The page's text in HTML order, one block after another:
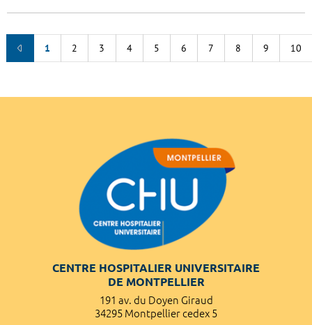
1 2 3 4 5 6 7 8 9 10
CENTRE HOSPITALIER UNIVERSITAIRE
DE MONTPELLIER
191 av. du Doyen Giraud
34295 Montpellier cedex 5